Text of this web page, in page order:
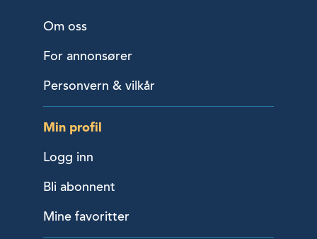
Om oss
For annonsører
Personvern & vilkår
Min profil
Logg inn
Bli abonnent
Mine favoritter